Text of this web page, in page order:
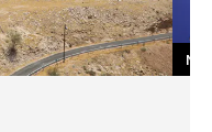
TAG: